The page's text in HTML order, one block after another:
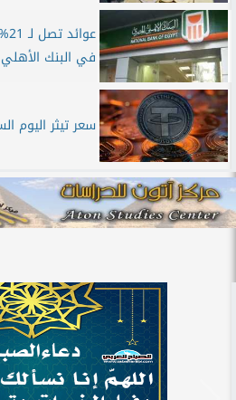
في البنك
سعر تيثر اليوم السبت 18